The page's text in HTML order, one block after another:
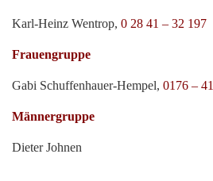
Karl-Heinz Wentrop, 0 28 41 – 32 197
Frauengruppe
Gabi Schuffenhauer-Hempel, 0176 –
Männergruppe
Dieter Johnen